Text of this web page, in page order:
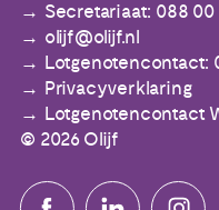
Secretariaat: 088 00
olijf@olijf.nl
Lotgenotencontact:
Privacyverklaring
Lotgenotencontact
© 2026 Olijf